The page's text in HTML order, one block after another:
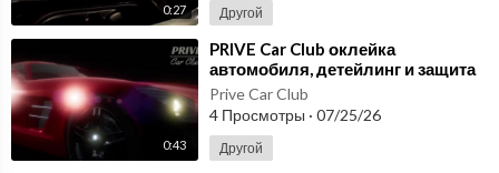
0:27 Другой
0:43
⁣PRIVE Car Club оклейка
автомобиля, детейлинг и защита
для премиальных проектов
Prive Car Club
4 Просмотры · 07/25/26
Другой